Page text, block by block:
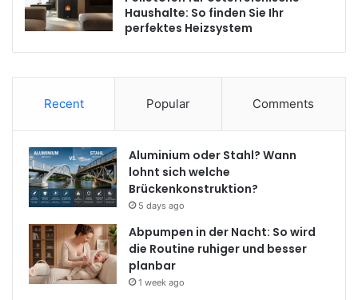
Haushalte: So finden Sie Ihr
perfektes Heizsystem
Recent Popular Comments
Aluminium oder Stahl? Wann
lohnt sich welche
Brückenkonstruktion?
5 days ago
Abpumpen in der Nacht: So wird
die Routine ruhiger und besser
planbar
1 week ago